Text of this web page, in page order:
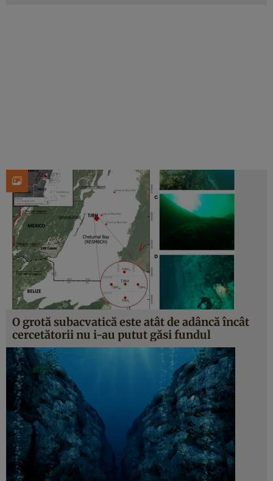
O grotă subacvatică este atât de adâncă încât
cercetătorii nu i-au putut găsi fundul